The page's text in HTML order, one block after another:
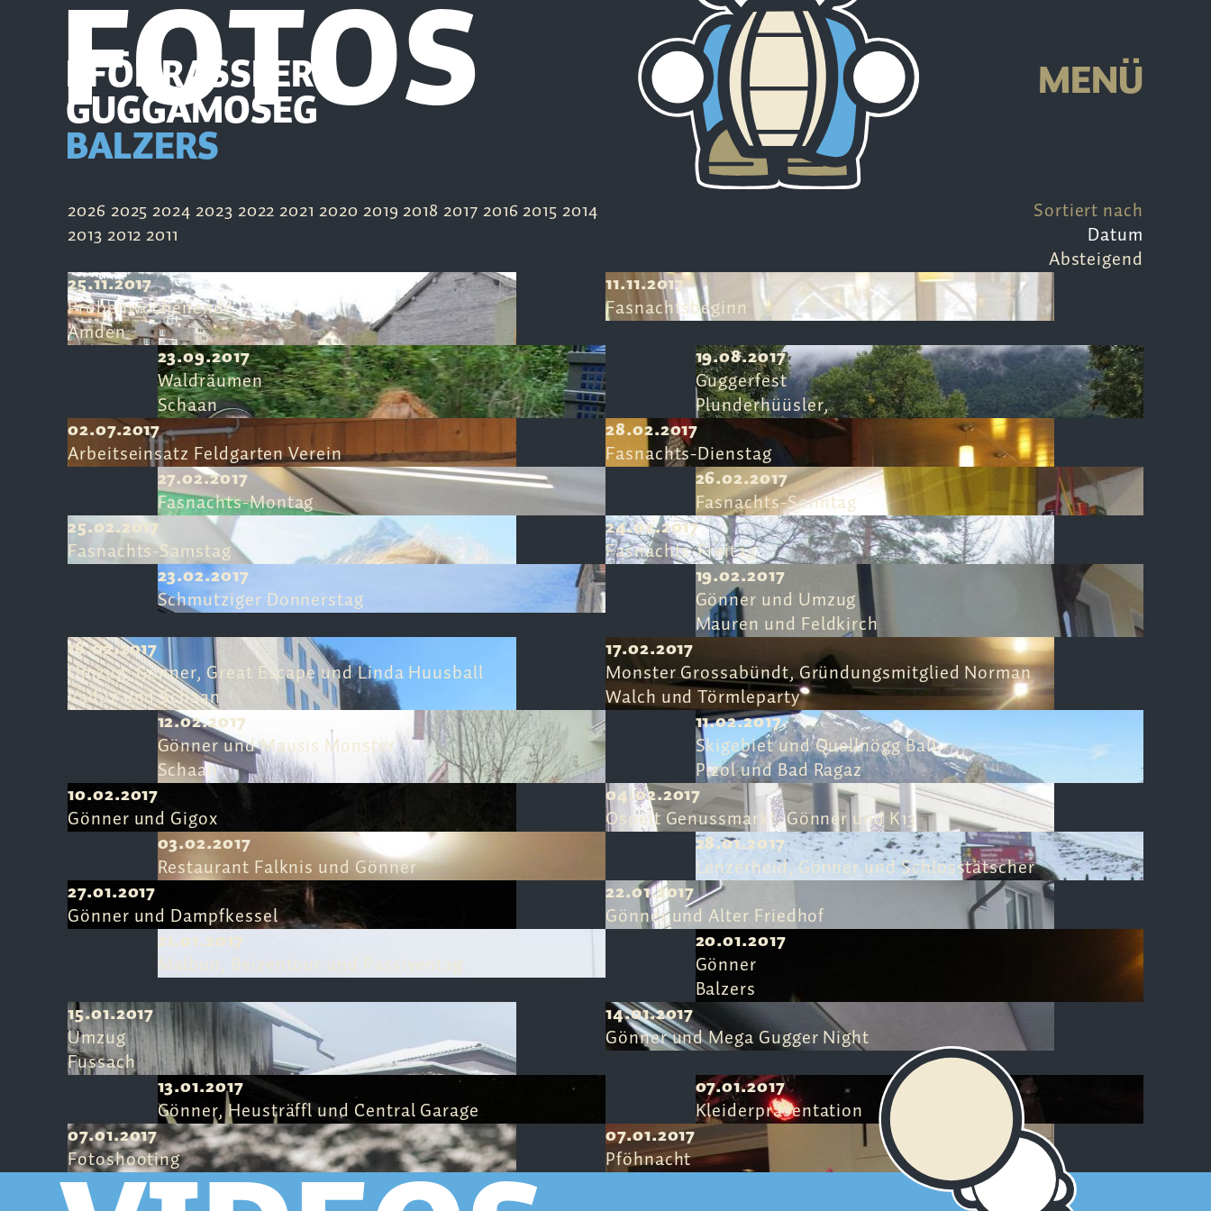
PFÖHRASSLER
GUGGAMOSEG
BALZERS
MENÜ
FOTOS
2026 20252024202320222021 2020 20192018 2017201620152014
201320122011
Sortiert nach
Datum
Absteigend
25.11.2017
Probenwochenende
Amden
11.11.2017
Fasnachtsbeginn
23.09.2017
Waldräumen
Schaan
19.08.2017
Guggerfest
Plunderhüüsler,
02.07.2017
Arbeitseinsatz Feldgarten Verein
28.02.2017
Fasnachts-Dienstag
27.02.2017
Fasnachts-Montag
26.02.2017
Fasnachts-Sonntag
25.02.2017
Fasnachts-Samstag
24.02.2017
Fasnachts-Freitag
23.02.2017
Schmutziger Donnerstag
19.02.2017
Gönner und Umzug
Mauren und Feldkirch
18.02.2017
Umzug, Gönner, Great Escape und Linda Huusball
Vaduz und Schaan
17.02.2017
Monster Grossabündt, Gründungsmitglied Norman
Walch und Törmleparty
12.02.2017
Gönner und Mausis Monster
Schaan
11.02.2017
Skigebiet und Quellnögg Ball
Pizol und Bad Ragaz
10.02.2017
Gönner und Gigox
04.02.2017
Ospelt Genussmarkt, Gönner und K13
03.02.2017
Restaurant Falknis und Gönner
28.01.2017
Lenzerheid, Gönner und Schlosstätscher
27.01.2017
Gönner und Dampfkessel
22.01.2017
Gönner und Alter Friedhof
21.01.2017
Malbun, Beizentour und Passiventag
20.01.2017
Gönner
Balzers
15.01.2017
Umzug
Fussach
14.01.2017
Gönner und Mega Gugger Night
13.01.2017
Gönner, Heusträffl und Central Garage
07.01.2017
Kleiderpräsentation
07.01.2017
Fotoshooting
07.01.2017
Pföhnacht